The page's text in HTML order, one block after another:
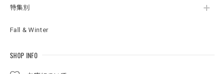
特集別
Fall & Winter
SHOP INFO